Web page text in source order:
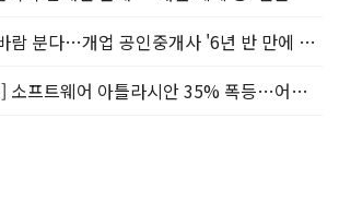
거래절벽에 찬바람 분다…개업 공인중개사 '6년 반 만에 최저'
[美증시 특징주] 소프트웨어 아틀라시안 35% 폭등…어닝서프, 투자의견 줄줄이 상향